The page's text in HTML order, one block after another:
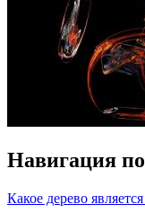
Навигация
Какое дерево